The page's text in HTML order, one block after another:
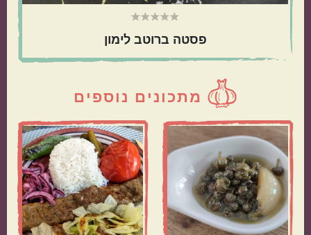
פסטה ברוטב לימון
מתכונים נוספים